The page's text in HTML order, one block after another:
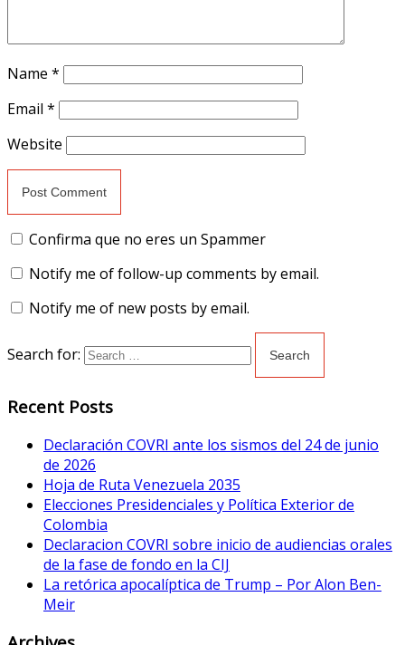
Name *
Email *
Website
Confirma que no eres un Spammer
Notify me of follow-up comments by email.
Notify me of new posts by email.
Search for:
Recent Posts
Declaración COVRI ante los sismos del 24 de junio
de 2026
Hoja de Ruta Venezuela 2035
Elecciones Presidenciales y Política Exterior de
Colombia
Declaracion COVRI sobre inicio de audiencias orales
de la fase de fondo en la CIJ
La retórica apocalíptica de Trump – Por Alon Ben-
Meir